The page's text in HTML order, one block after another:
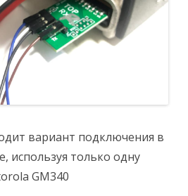
вариант подключения в
используя только одну
GM340